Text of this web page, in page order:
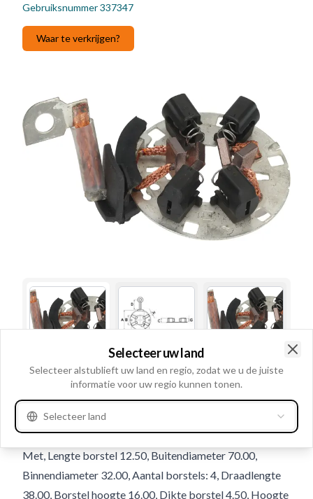
Gebruiksnummer337347
Waar te verkrijgen?
Gebruiksnummer337347
Details en beschrijving
Volt 12, Veer Met, Lengte borsteldraad 12.00, Borstel:
Met, Lengte borstel 12.50, Buitendiameter 70.00,
Binnendiameter 32.00, Aantal borstels: 4, Draadlengte
38.00, Borstel hoogte 16.00, Dikte borstel 4.50, Hoogte
Selecteer uw land
Selecteer alstublieft uw land en regio, zodat we u de juiste
informatie voor uw regio kunnen tonen.
Selecteer land